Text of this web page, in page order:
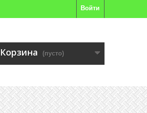
Войти
Корзина (пусто)